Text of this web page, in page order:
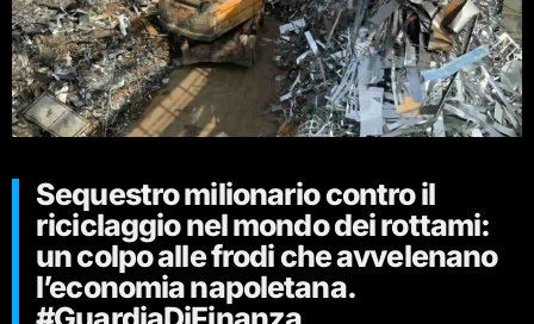
Sequestro milionario contro il
riciclaggio nel mondo dei rottami:
un colpo alle frodi che avvelenano
l’economia napoletana.